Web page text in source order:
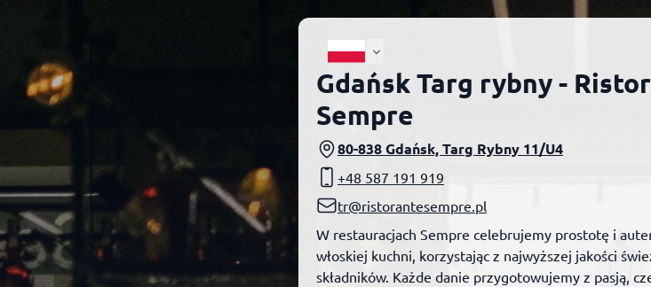
Gdańsk Targ rybny -
Sempre
80-838 Gdańsk, Targ Rybny 11/U4
+48 587 191 919
tr@ristorantesempre.pl
W restauracjach Sempre celebrujemy prostotę i
włoskiej kuchni, korzystając z najwyższej jakości
składników. Każde danie przygotowujemy z pasją,